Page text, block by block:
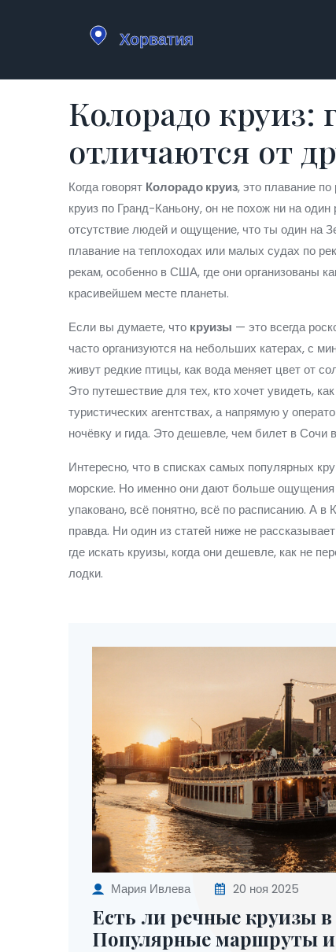
Колорадо круиз:
отличаются от
Когда говорят Колорадо круиз,это плавание
круиз по Гранд-Каньону, он не похож ни на
отсутствие людей и ощущение, что ты один на
плавание на теплоходах или малых судах по
рекам,особенно в США, где они организованы
красивейшем месте планеты.
Если вы думаете, что круизы — это всегда
часто организуются на небольших катерах, с
живут редкие птицы, как вода меняет цвет от
Это путешествие для тех, кто хочет увидеть,
туристических агентствах, а напрямую у
ночёвку и гида. Это дешевле, чем билет в Сочи
Интересно, что в списках самых популярных
морские. Но именно они дают больше ощущения
упаковано, всё понятно, всё по расписанию.
правда. Ни один из статей ниже не
где искать круизы, когда они дешевле, как не
лодки.
Мария Ивлева 20 ноя 2025
Есть ли речные круизы
Популярные маршруты